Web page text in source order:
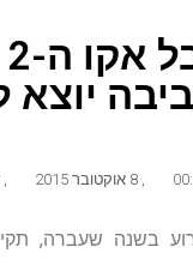
יוצא
,
,
בשנה שעברה,